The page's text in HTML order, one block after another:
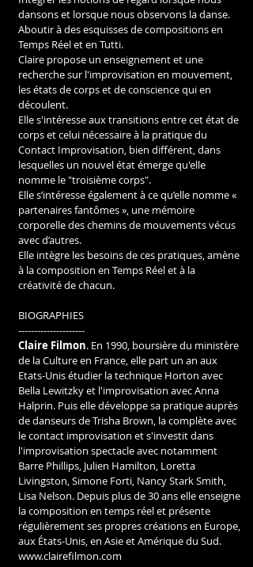
dansons et lorsque nous observons la danse.
Aboutir à des esquisses de compositions en
Temps Réel et en Tutti.
Claire propose un enseignement et une
recherche sur l'improvisation en mouvement,
les états de corps et de conscience qui en
découlent.
Elle s'intéresse aux transitions entre cet état de
corps et celui nécessaire à la pratique du
Contact Improvisation, bien différent, dans
lesquelles un nouvel état émerge qu'elle
nomme le "troisième corps".
Elle s’intéresse également à ce qu’elle nomme «
partenaires fantômes », une mémoire
corporelle des chemins de mouvements vécus
avec d’autres.
Elle intègre les besoins de ces pratiques, amène
à la composition en Temps Réel et à la
créativité de chacun.
BIOGRAPHIES
---------------------
Claire Filmon. En 1990, boursière du ministère
de la Culture en France, elle part un an aux
Etats-Unis étudier la technique Horton avec
Bella Lewitzky et l'improvisation avec Anna
Halprin. Puis elle développe sa pratique auprès
de danseurs de Trisha Brown, la complète avec
le contact improvisation et s'investit dans
l'improvisation spectacle avec notamment
Barre Phillips, Julien Hamilton, Loretta
Livingston, Simone Forti, Nancy Stark Smith,
Lisa Nelson. Depuis plus de 30 ans elle enseigne
la composition en temps réel et présente
régulièrement ses propres créations en Europe,
aux États-Unis, en Asie et Amérique du Sud.
www.clairefilmon.com